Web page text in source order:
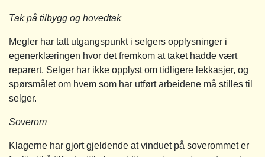
Tak på tilbygg og hovedtak
Megler har tatt utgangspunkt i selgers opplysninger i
egenerklæringen hvor det fremkom at taket hadde vært
reparert. Selger har ikke opplyst om tidligere lekkasjer, og
spørsmålet om hvem som har utført arbeidene må stilles til
selger.
Soverom
Klagerne har gjort gjeldende at vinduet på soverommet er